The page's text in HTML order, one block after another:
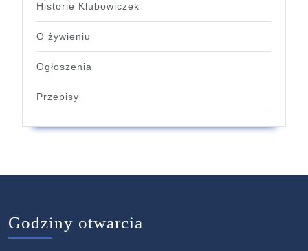
Historie Klubowiczek
O żywieniu
Ogłoszenia
Przepisy
Godziny otwarcia